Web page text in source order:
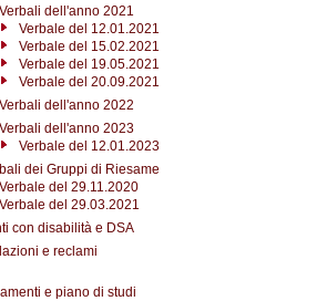
Verbali dell'anno 2021
Verbale del 12.01.2021
Verbale del 15.02.2021
Verbale del 19.05.2021
Verbale del 20.09.2021
Verbali dell'anno 2022
Verbali dell'anno 2023
Verbale del 12.01.2023
dei Gruppi di Riesame
Verbale del 29.11.2020
Verbale del 29.03.2021
con disabilità e DSA
e reclami
e piano di studi